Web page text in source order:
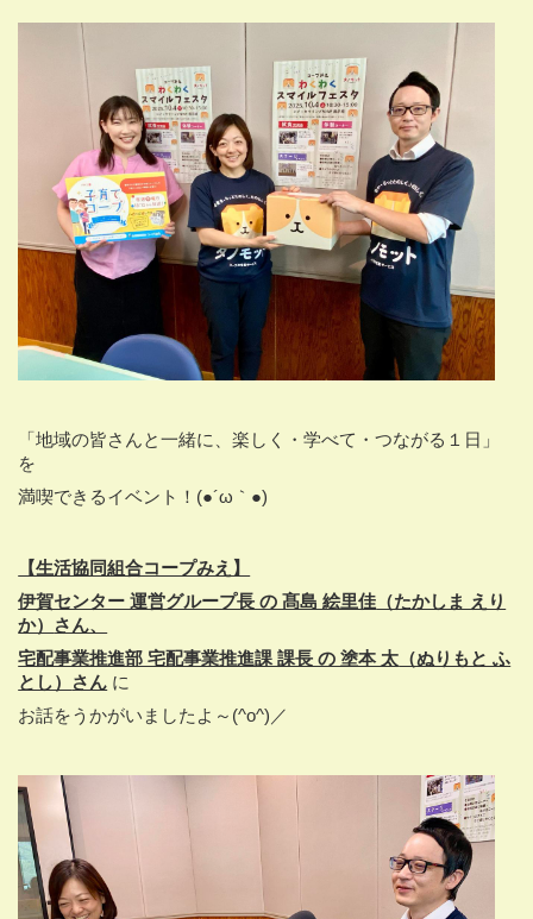
「地域の皆さんと一緒に、楽しく・学べて・つながる１日」
を
満喫できるイベント！(●´ω｀●)
【生活協同組合コープみえ】
伊賀センター 運営グループ長 の 髙島 絵里佳 （たかしま えり
か）
さん、
宅配事業推進部 宅配事業推進課 課長 の 塗本 太 （ぬりもと ふ
とし）
さん に
お話をうかがいましたよ～(^o^)／